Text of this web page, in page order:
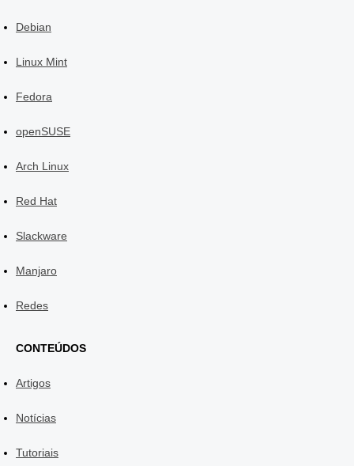
Debian
Linux Mint
Fedora
openSUSE
Arch Linux
Red Hat
Slackware
Manjaro
Redes
CONTEÚDOS
Artigos
Notícias
Tutoriais